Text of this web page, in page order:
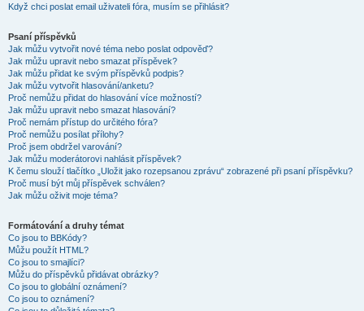
Když chci poslat email uživateli fóra, musím se přihlásit?
Psaní příspěvků
Jak můžu vytvořit nové téma nebo poslat odpověď?
Jak můžu upravit nebo smazat příspěvek?
Jak můžu přidat ke svým příspěvků podpis?
Jak můžu vytvořit hlasování/anketu?
Proč nemůžu přidat do hlasování více možností?
Jak můžu upravit nebo smazat hlasování?
Proč nemám přístup do určitého fóra?
Proč nemůžu posílat přílohy?
Proč jsem obdržel varování?
Jak můžu moderátorovi nahlásit příspěvek?
K čemu slouží tlačítko „Uložit jako rozepsanou zprávu“ zobrazené při psaní příspěvku?
Proč musí být můj příspěvek schválen?
Jak můžu oživit moje téma?
Formátování a druhy témat
Co jsou to BBKódy?
Můžu použít HTML?
Co jsou to smajlíci?
Můžu do příspěvků přidávat obrázky?
Co jsou to globální oznámení?
Co jsou to oznámení?